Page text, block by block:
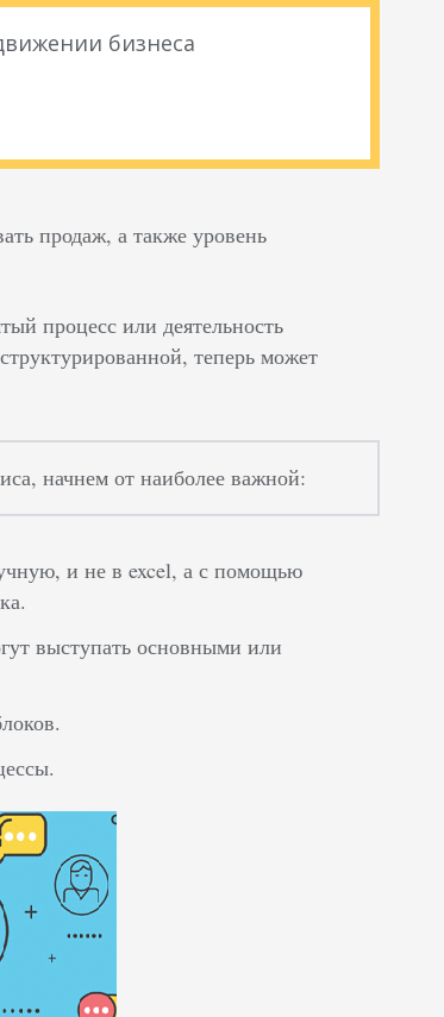
бизнеса
продаж, а также уровень
процесс или деятельность
теперь может
начнем от наиболее важной:
и не в excel, а с помощью
выступать основными или